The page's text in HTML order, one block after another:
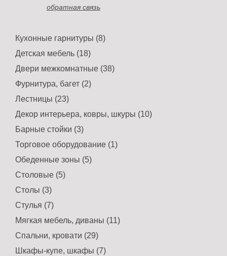
обратная связь
Кухонные гарнитуры (8)
Детская мебель (18)
Двери межкомнатные (38)
Фурнитура, багет (2)
Лестницы (23)
Декор интерьера, ковры, шкуры (10)
Барные стойки (3)
Торговое оборудование (1)
Обеденные зоны (5)
Столовые (5)
Столы (3)
Стулья (7)
Мягкая мебель, диваны (11)
Спальни, кровати (29)
Шкафы-купе, шкафы (7)